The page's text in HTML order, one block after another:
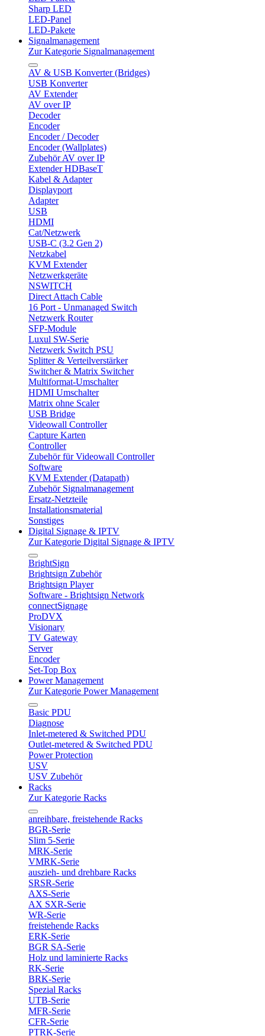
Sharp LED
LED-Panel
LED-Pakete
Signalmanagement
Zur Kategorie Signalmanagement
AV & USB Konverter (Bridges)
USB Konverter
AV Extender
AV over IP
Decoder
Encoder
Encoder / Decoder
Encoder (Wallplates)
Zubehör AV over IP
Extender HDBaseT
Kabel & Adapter
Displayport
Adapter
USB
HDMI
Cat/Netzwerk
USB-C (3.2 Gen 2)
Netzkabel
KVM Extender
Netzwerkgeräte
NSWITCH
Direct Attach Cable
16 Port - Unmanaged Switch
Netzwerk Router
SFP-Module
Luxul SW-Serie
Netzwerk Switch PSU
Splitter & Verteilverstärker
Switcher & Matrix Switcher
Multiformat-Umschalter
HDMI Umschalter
Matrix ohne Scaler
USB Bridge
Videowall Controller
Capture Karten
Controller
Zubehör für Videowall Controller
Software
KVM Extender (Datapath)
Zubehör Signalmanagement
Ersatz-Netzteile
Installationsmaterial
Sonstiges
Digital Signage & IPTV
Zur Kategorie Digital Signage & IPTV
BrightSign
Brightsign Zubehör
Brightsign Player
Software - Brightsign Network
connectSignage
ProDVX
Visionary
TV Gateway
Server
Encoder
Set-Top Box
Power Management
Zur Kategorie Power Management
Basic PDU
Diagnose
Inlet-metered & Switched PDU
Outlet-metered & Switched PDU
Power Protection
USV
USV Zubehör
Racks
Zur Kategorie Racks
anreihbare, freistehende Racks
BGR-Serie
Slim 5-Serie
MRK-Serie
VMRK-Serie
auszieh- und drehbare Racks
SRSR-Serie
AXS-Serie
AX SXR-Serie
WR-Serie
freistehende Racks
ERK-Serie
BGR SA-Serie
Holz und laminierte Racks
RK-Serie
BRK-Serie
Spezial Racks
UTB-Serie
MFR-Serie
CFR-Serie
PTRK-Serie